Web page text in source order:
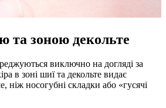
та зоною декольте
виключно на догляді за
в зоні шиї та декольте видає
ніж носогубні складки або «гусячі